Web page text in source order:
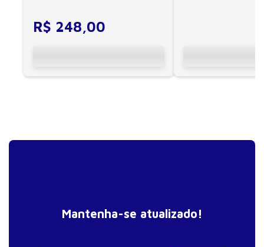
Hospital Universitário Evangélico de Curitiba e Hospital
de Olhos do Paraná. Tesoureira – 2017-2019 – e Vice-
R$ 248,00
Mantenha-se atualizado!